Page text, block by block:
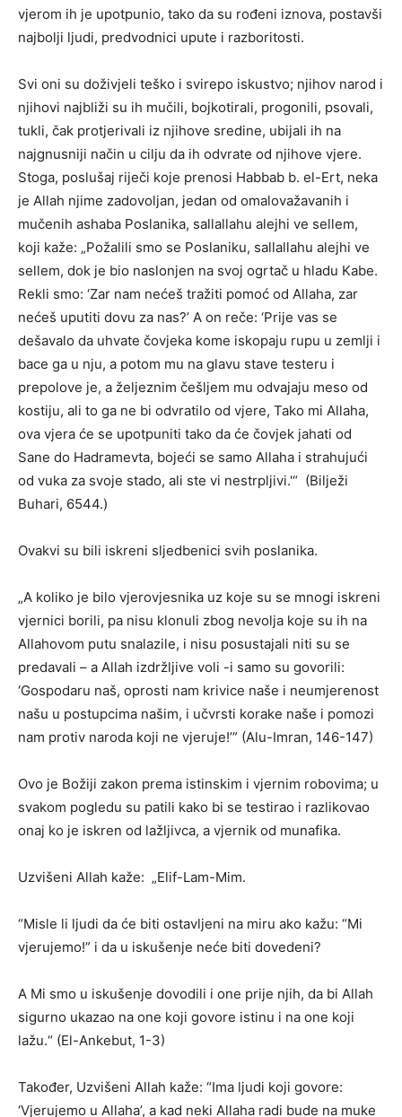
vjerom ih je upotpunio, tako da su rođeni iznova, postavši
najbolji ljudi, predvodnici upute i razboritosti.
Svi oni su doživjeli teško i svirepo iskustvo; njihov narod i
njihovi najbliži su ih mučili, bojkotirali, progonili, psovali,
tukli, čak protjerivali iz njihove sredine, ubijali ih na
najgnusniji način u cilju da ih odvrate od njihove vjere.
Stoga, poslušaj riječi koje prenosi Habbab b. el-Ert, neka
je Allah njime zadovoljan, jedan od omalovažavanih i
mučenih ashaba Poslanika, sallallahu alejhi ve sellem,
koji kaže: „Požalili smo se Poslaniku, sallallahu alejhi ve
sellem, dok je bio naslonjen na svoj ogrtač u hladu Kabe.
Rekli smo: ‘Zar nam nećeš tražiti pomoć od Allaha, zar
nećeš uputiti dovu za nas?’ A on reče: ‘Prije vas se
dešavalo da uhvate čovjeka kome iskopaju rupu u zemlji i
bace ga u nju, a potom mu na glavu stave testeru i
prepolove je, a željeznim češljem mu odvajaju meso od
kostiju, ali to ga ne bi odvratilo od vjere, Tako mi Allaha,
ova vjera će se upotpuniti tako da će čovjek jahati od
Sane do Hadramevta, bojeći se samo Allaha i strahujući
od vuka za svoje stado, ali ste vi nestrpljivi.'“ (Bilježi
Buhari, 6544.)
Ovakvi su bili iskreni sljedbenici svih poslanika.
„A koliko je bilo vjerovjesnika uz koje su se mnogi iskreni
vjernici borili, pa nisu klonuli zbog nevolja koje su ih na
Allahovom putu snalazile, i nisu posustajali niti su se
predavali – a Allah izdržljive voli -i samo su govorili:
‘Gospodaru naš, oprosti nam krivice naše i neumjerenost
našu u postupcima našim, i učvrsti korake naše i pomozi
nam protiv naroda koji ne vjeruje!’” (Alu-Imran, 146-147)
Ovo je Božiji zakon prema istinskim i vjernim robovima; u
svakom pogledu su patili kako bi se testirao i razlikovao
onaj ko je iskren od lažljivca, a vjernik od munafika.
Uzvišeni Allah kaže: „Elif-Lam-Mim.
“Misle li ljudi da će biti ostavljeni na miru ako kažu: “Mi
vjerujemo!” i da u iskušenje neće biti dovedeni?
A Mi smo u iskušenje dovodili i one prije njih, da bi Allah
sigurno ukazao na one koji govore istinu i na one koji
lažu.“ (El-Ankebut, 1-3)
Također, Uzvišeni Allah kaže: “Ima ljudi koji govore:
‘Vjerujemo u Allaha’, a kad neki Allaha radi bude na muke